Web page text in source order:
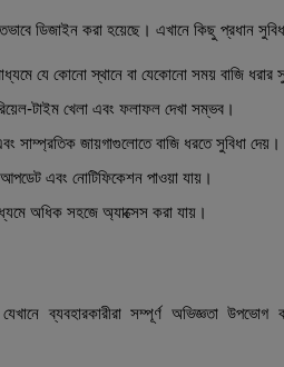
ডিজাইন করা হয়েছে। এখানে কিছু প্রধান
যে কোনো স্থানে বা যেকোনো সময় বাজি ধরার
টাইম খেলা এবং ফলাফল দেখা সম্ভব।
সাম্প্রতিক জায়গাগুলোতে বাজি ধরতে সুবিধা দেয়।
এবং নোটিফিকেশন পাওয়া যায়।
অধিক সহজে অ্যাক্সেস করা যায়।
ব্যবহারকারীরা সম্পূর্ণ অভিজ্ঞতা